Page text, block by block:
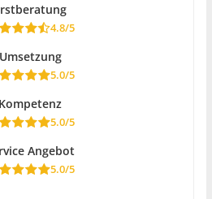
4.8/5
Umsetzung
5.0/5
Kompetenz
5.0/5
Angebot
5.0/5